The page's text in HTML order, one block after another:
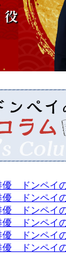
ドンペイ
ドンペイ
ドンペイ
ドンペイ
ドンペイ
ドンペイ